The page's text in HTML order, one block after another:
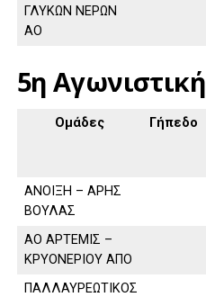
ΓΛΥΚΩΝ ΝΕΡΩΝ
ΑΟ
5η Αγωνιστική
Ομάδες Γήπεδο
ΑΝΟΙΞΗ – ΑΡΗΣ
ΒΟΥΛΑΣ
ΑΟ ΑΡΤΕΜΙΣ –
ΚΡΥΟΝΕΡΙΟΥ ΑΠΟ
ΠΑΛΛΑΥΡΕΩΤΙΚΟΣ